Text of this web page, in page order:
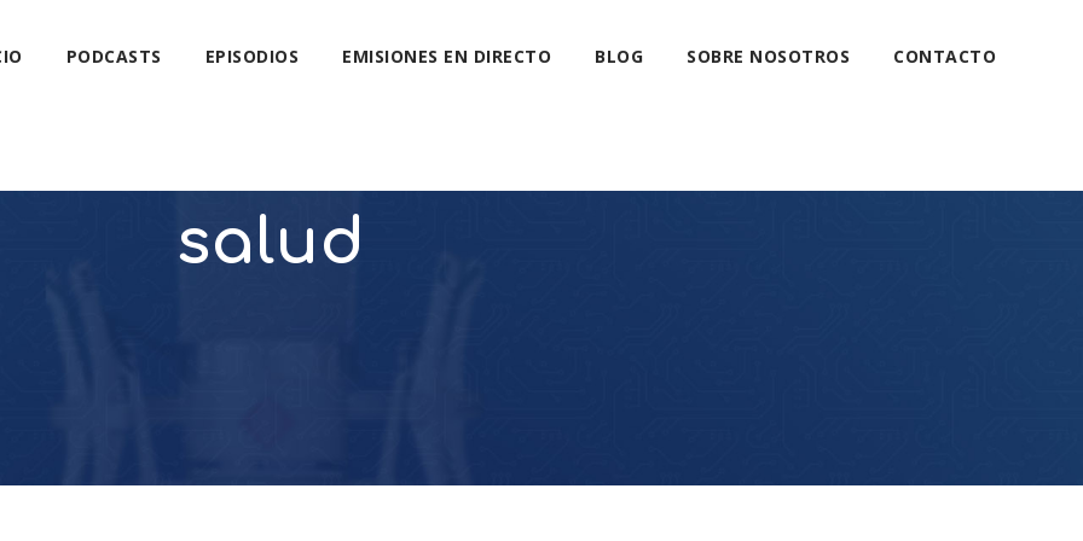
PODCASTS EPISODIOS EMISIONES EN DIRECTO BLOG SOBRE NOSOTROS CONTACTO
salud